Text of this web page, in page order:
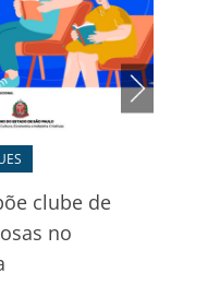
clube de
no